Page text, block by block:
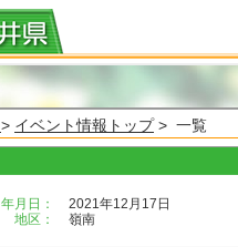
> イベント情報トップ> 一覧
年月日：
2021年12月17日
地区：
嶺南